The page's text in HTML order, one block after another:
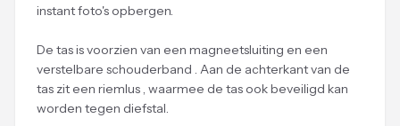
instant foto's opbergen.
De tas is voorzien van een magneetsluiting en een
verstelbare schouderband . Aan de achterkant van de
tas zit een riemlus , waarmee de tas ook beveiligd kan
worden tegen diefstal.